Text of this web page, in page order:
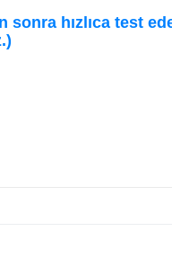
sonra hızlıca test